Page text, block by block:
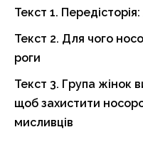
Текст 1.
Текст 2. Для чого
роги
Текст 3. Група жінок
щоб захистити
мисливців